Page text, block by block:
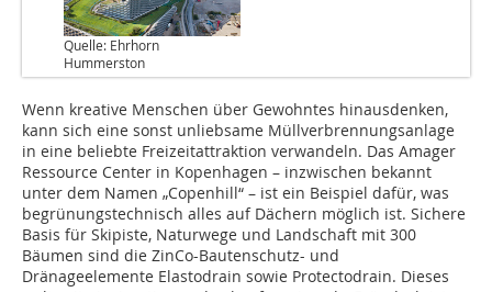
Quelle: Ehrhorn
Hummerston
Wenn kreative Menschen über Gewohntes hinausdenken,
kann sich eine sonst unliebsame Müllverbrennungsanlage
in eine beliebte Freizeitattraktion verwandeln. Das Amager
Ressource Center in Kopenhagen – inzwischen bekannt
unter dem Namen „Copenhill“ – ist ein Beispiel dafür, was
begrünungstechnisch alles auf Dächern möglich ist. Sichere
Basis für Skipiste, Naturwege und Landschaft mit 300
Bäumen sind die ZinCo-Bautenschutz- und
Dränageelemente Elastodrain sowie Protectodrain. Dieses